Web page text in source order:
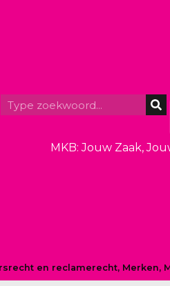
MKB: Jouw Zaak,
en reclamerecht, Merken,